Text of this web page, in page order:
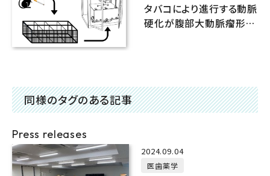
タバコにより進行する動脈
硬化が腹部大動脈瘤形成
同様のタグのある記事
Press releases
2024.09.04
医歯薬学